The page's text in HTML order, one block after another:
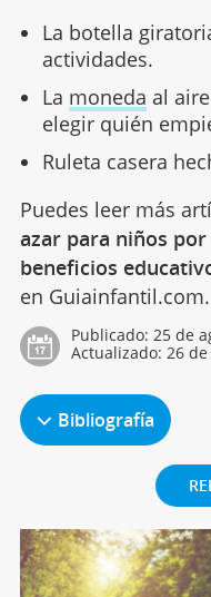
La botella
actividades.
La moneda al
elegir quién
Ruleta casera
Puedes leer más
azar para niños
beneficios
en Guiainfantil.com.
Publicado: 25 de
Actualizado: 26
Bibliografía